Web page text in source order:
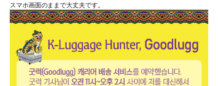
スマホ画面のままで大丈夫です。